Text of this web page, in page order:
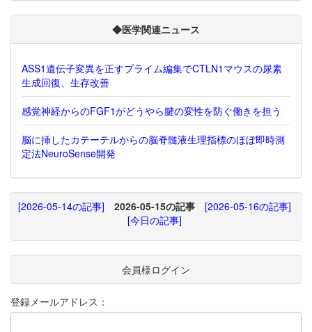
◆医学関連ニュース
ASS1遺伝子変異を正すプライム編集でCTLN1マウスの尿素
生成回復、生存改善
感覚神経からのFGF1がどうやら腱の変性を防ぐ働きを担う
脳に挿したカテーテルからの脳脊髄液生理指標のほぼ即時測
定法NeuroSense開発
[2026-05-14の記事] 2026-05-15の記事
[2026-05-16の記事]
[今日の記事]
会員様ログイン
登録メールアドレス：